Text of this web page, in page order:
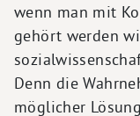
wenn man mit
gehört werden
Denn die
möglicher